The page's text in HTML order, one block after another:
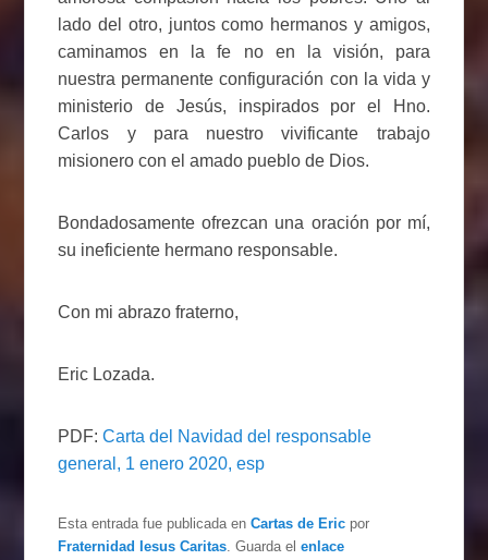
lado del otro, juntos como hermanos y amigos,
caminamos en la fe no en la visión, para
nuestra permanente configuración con la vida y
ministerio de Jesús, inspirados por el Hno.
Carlos y para nuestro vivificante trabajo
misionero con el amado pueblo de Dios.
Bondadosamente ofrezcan una oración por mí,
su ineficiente hermano responsable.
Con mi abrazo fraterno,
Eric Lozada.
PDF:Carta del Navidad del responsable
general, 1 enero 2020, esp
Esta entrada fue publicada enCartas de Eric por
Fraternidad Iesus Caritas. Guarda elenlace